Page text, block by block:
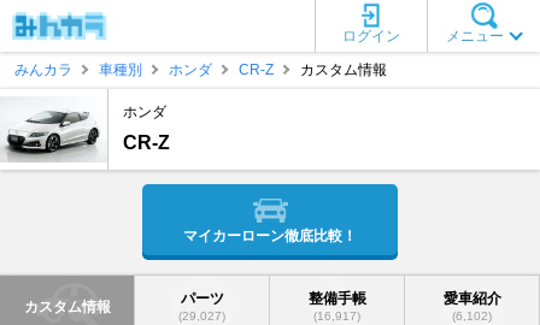
メニュー
ログイン
みんカラ
車種別 ホンダ CR-Z カスタム情報
ホンダ
CR-Z
マイカーローン徹底比較！
カスタム情報 パーツ
(29,027)
整備手帳
(16,917)
愛車紹介
(6,102)